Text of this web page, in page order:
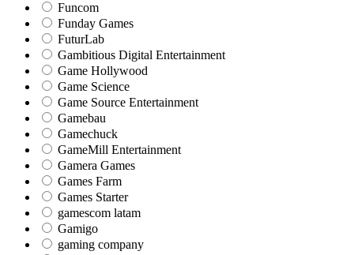
Funcom
Funday Games
FuturLab
Gambitious Digital Entertainment
Game Hollywood
Game Science
Game Source Entertainment
Gamebau
Gamechuck
GameMill Entertainment
Gamera Games
Games Farm
Games Starter
gamescom latam
Gamigo
gaming company